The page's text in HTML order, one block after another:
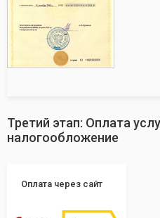
Третий этап: Оплата
налогообложение
Оплата через сайт